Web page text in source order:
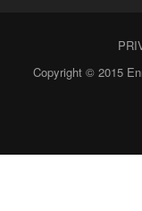
Copyright © 2015